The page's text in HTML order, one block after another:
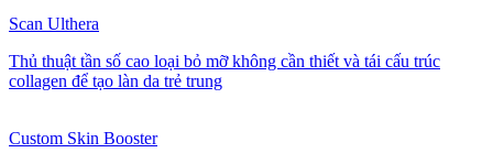
Scan Ulthera
Thủ thuật tần số cao loại bỏ mỡ không cần thiết và tái cấu trúc
collagen để tạo làn da trẻ trung
Custom Skin Booster